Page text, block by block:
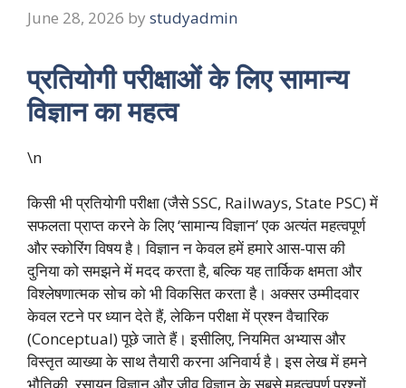
June 28, 2026 by studyadmin
प्रतियोगी परीक्षाओं के लिए सामान्य
विज्ञान का महत्व
\n
किसी भी प्रतियोगी परीक्षा (जैसे SSC, Railways, State PSC) में
सफलता प्राप्त करने के लिए ‘सामान्य विज्ञान’ एक अत्यंत महत्वपूर्ण
और स्कोरिंग विषय है। विज्ञान न केवल हमें हमारे आस-पास की
दुनिया को समझने में मदद करता है, बल्कि यह तार्किक क्षमता और
विश्लेषणात्मक सोच को भी विकसित करता है। अक्सर उम्मीदवार
केवल रटने पर ध्यान देते हैं, लेकिन परीक्षा में प्रश्न वैचारिक
(Conceptual) पूछे जाते हैं। इसीलिए, नियमित अभ्यास और
विस्तृत व्याख्या के साथ तैयारी करना अनिवार्य है। इस लेख में हमने